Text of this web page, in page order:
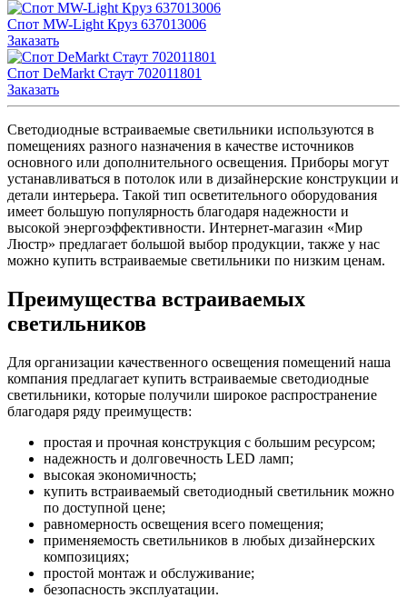
Спот MW-Light Круз 637013006
Заказать
Спот DeMarkt Стаут 702011801
Заказать
Светодиодные встраиваемые светильники используются в
помещениях разного назначения в качестве источников
основного или дополнительного освещения. Приборы могут
устанавливаться в потолок или в дизайнерские конструкции и
детали интерьера. Такой тип осветительного оборудования
имеет большую популярность благодаря надежности и
высокой энергоэффективности. Интернет-магазин «Мир
Люстр» предлагает большой выбор продукции, также у нас
можно купить встраиваемые светильники по низким ценам.
Преимущества встраиваемых
светильников
Для организации качественного освещения помещений наша
компания предлагает купить встраиваемые светодиодные
светильники, которые получили широкое распространение
благодаря ряду преимуществ:
простая и прочная конструкция с большим ресурсом;
надежность и долговечность LED ламп;
высокая экономичность;
купить встраиваемый светодиодный светильник можно
по доступной цене;
равномерность освещения всего помещения;
применяемость светильников в любых дизайнерских
композициях;
простой монтаж и обслуживание;
безопасность эксплуатации.